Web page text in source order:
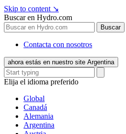
Skip to content ↘
Buscar en Hydro.com
Buscar
Contacta con nosotros
ahora estás en nuestro site Argentina
Elija el idioma preferido
Global
Canadá
Alemania
Argentina